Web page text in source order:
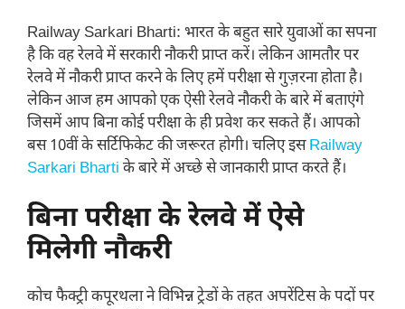
Railway Sarkari Bharti: भारत के बहुत सारे युवाओं का सपना
है कि वह रेलवे में सरकारी नौकरी प्राप्त करें। लेकिन आमतौर पर
रेलवे में नौकरी प्राप्त करने के लिए हमें परीक्षा से गुज़रना होता है।
लेकिन आज हम आपको एक ऐसी रेलवे नौकरी के बारे में बताएंगे
जिसमें आप बिना कोई परीक्षा के ही प्रवेश कर सकते हैं। आपको
बस 10वीं के सर्टिफिकेट की जरूरत होगी। चलिए इसRailway
Sarkari Bharti के बारे में अच्छे से जानकारी प्राप्त करते हैं।
बिना परीक्षा के रेलवे में ऐसे
मिलेगी नौकरी
कोच फैक्ट्री कपूरथला ने विभिन्न ट्रेडों के तहत अपरेंटिस के पदों पर